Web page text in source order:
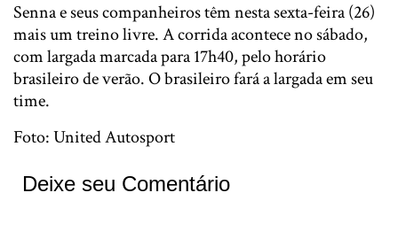
Senna e seus companheiros têm nesta sexta-feira (26)
mais um treino livre. A corrida acontece no sábado,
com largada marcada para 17h40, pelo horário
brasileiro de verão. O brasileiro fará a largada em seu
time.
Foto: United Autosport
Deixe seu Comentário